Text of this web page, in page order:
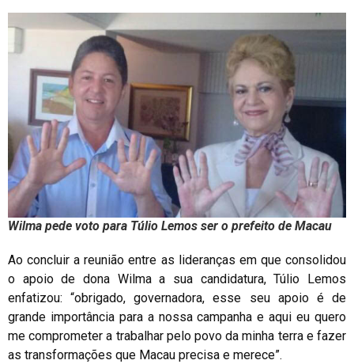
Wilma pede voto para Túlio Lemos ser o prefeito de Macau
Ao concluir a reunião entre as lideranças em que consolidou
o apoio de dona Wilma a sua candidatura, Túlio Lemos
enfatizou: “obrigado, governadora, esse seu apoio é de
grande importância para a nossa campanha e aqui eu quero
me comprometer a trabalhar pelo povo da minha terra e fazer
as transformações que Macau precisa e merece”.